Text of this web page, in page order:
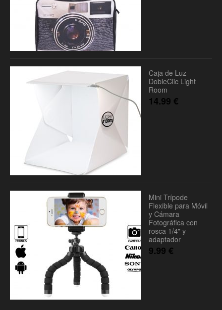
Caja de Luz
DobleClic Light
Room
14.99 €
Mini Trípode
Flexible para Móvil
y Cámara
Fotográfica con
rosca 1/4" y
adaptador
9.99 €